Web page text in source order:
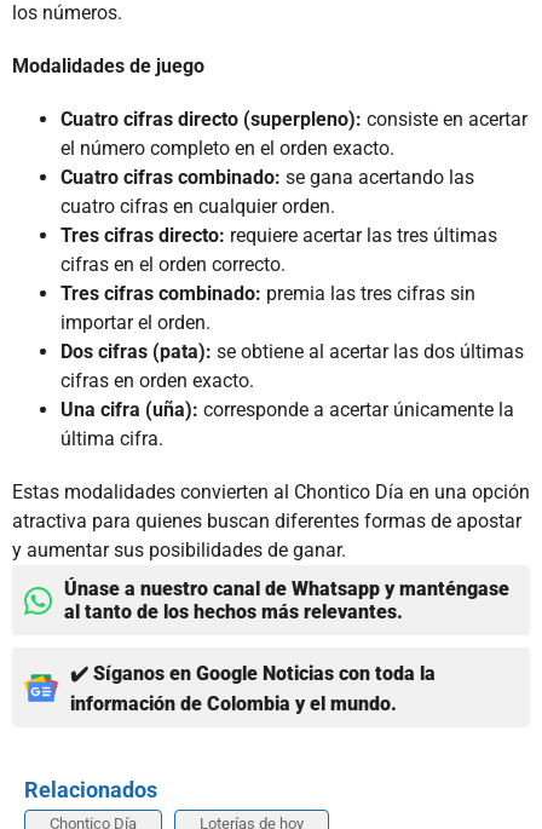
los números.
Modalidades de juego
Cuatro cifras directo (superpleno): consiste en acertar
el número completo en el orden exacto.
Cuatro cifras combinado: se gana acertando las
cuatro cifras en cualquier orden.
Tres cifras directo: requiere acertar las tres últimas
cifras en el orden correcto.
Tres cifras combinado: premia las tres cifras sin
importar el orden.
Dos cifras (pata): se obtiene al acertar las dos últimas
cifras en orden exacto.
Una cifra (uña): corresponde a acertar únicamente la
última cifra.
Estas modalidades convierten al Chontico Día en una opción
atractiva para quienes buscan diferentes formas de apostar
y aumentar sus posibilidades de ganar.
Únase a nuestro canal de Whatsapp y manténgase
al tanto de los hechos más relevantes.
✔️ Síganos en Google Noticias con toda la
información de Colombia y el mundo.
Relacionados
Chontico Día Loterías de hoy